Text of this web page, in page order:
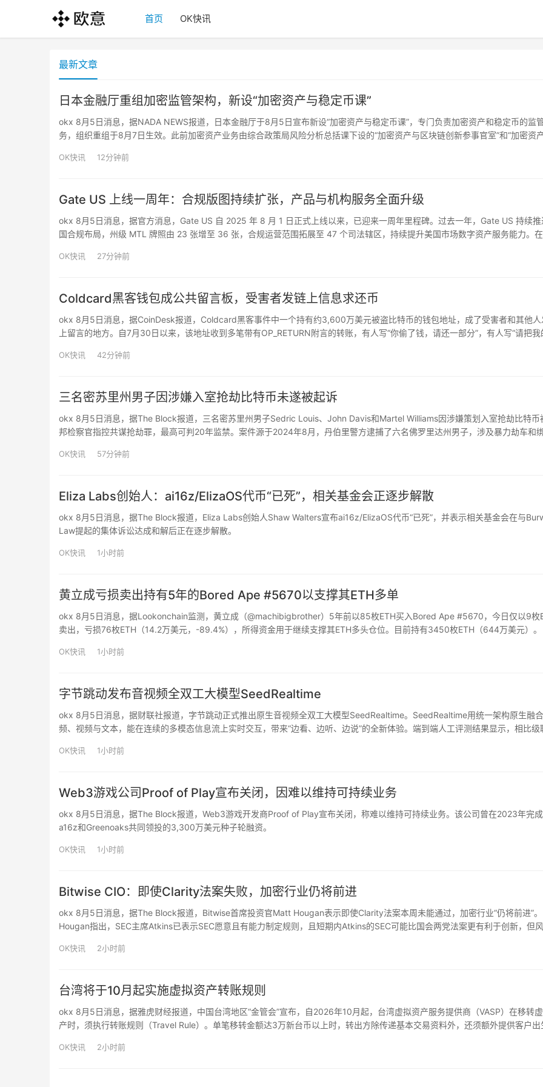
首页 OK快讯
最新文章
日本金融厅重组加密监管架构，新设“加密资产与稳定币课”
okx 8月5日消息，据NADA NEWS报道，日本金融厅于8月5日宣布新设“加密资产与稳定币课”，专门负责加密资产和稳定币的监
务，组织重组于8月7日生效。此前加密资产业务由综合政策局风险分析总括课下设的“加密资产与区块链创新参事官室”和“加密资
OK快讯 12分钟前
Gate US 上线一周年：合规版图持续扩张，产品与机构服务全面升级
okx 8月5日消息，据官方消息，Gate US 自 2025 年 8 月 1 日正式上线以来，已迎来一周年里程碑。过去一年，Gate US 持续推
国合规布局，州级 MTL 牌照由 23 张增至 36 张，合规运营范围拓展至 47 个司法辖区，持续提升美国市场数字资产服务能力。在
OK快讯 27分钟前
Coldcard黑客钱包成公共留言板，受害者发链上信息求还币
okx 8月5日消息，据CoinDesk报道，Coldcard黑客事件中一个持有约3,600万美元被盗比特币的钱包地址，成了受害者和其他人
上留言的地方。自7月30日以来，该地址收到多笔带有OP_RETURN附言的转账，有人写“你偷了钱，请还一部分”，有人写“请把我
OK快讯 42分钟前
三名密苏里州男子因涉嫌入室抢劫比特币未遂被起诉
okx 8月5日消息，据The Block报道，三名密苏里州男子Sedric Louis、John Davis和Martel Williams因涉嫌策划入室抢劫比特币
邦检察官指控共谋抢劫罪，最高可判20年监禁。案件源于2024年8月，丹伯里警方逮捕了六名佛罗里达州男子，涉及暴力劫车和
OK快讯 57分钟前
Eliza Labs创始人：ai16z/ElizaOS代币“已死”，相关基金会正逐步解散
okx 8月5日消息，据The Block报道，Eliza Labs创始人Shaw Walters宣布ai16z/ElizaOS代币“已死”，并表示相关基金会在与
Law提起的集体诉讼达成和解后正在逐步解散。
OK快讯 1小时前
黄立成亏损卖出持有5年的Bored Ape #5670以支撑其ETH多单
okx 8月5日消息，据Lookonchain监测，黄立成（@machibigbrother）5年前以85枚ETH买入Bored Ape #5670，今日仅以9枚
卖出，亏损76枚ETH（14.2万美元，-89.4%），所得资金用于继续支撑其ETH多头仓位。目前持有3450枚ETH（644万美元）。
OK快讯 1小时前
字节跳动发布音视频全双工大模型SeedRealtime
okx 8月5日消息，据财联社报道，字节跳动正式推出原生音视频全双工大模型SeedRealtime。SeedRealtime用统一架构原生融
频、视频与文本，能在连续的多模态信息流上实时交互，带来“边看、边听、边说”的全新体验。端到端人工评测结果显示，相比级
OK快讯 1小时前
Web3游戏公司Proof of Play宣布关闭，因难以维持可持续业务
okx 8月5日消息，据The Block报道，Web3游戏开发商Proof of Play宣布关闭，称难以维持可持续业务。该公司曾在2023年完
a16z和Greenoaks共同领投的3,300万美元种子轮融资。
OK快讯 1小时前
Bitwise CIO：即使Clarity法案失败，加密行业仍将前进
okx 8月5日消息，据The Block报道，Bitwise首席投资官Matt Hougan表示即使Clarity法案本周未能通过，加密行业“仍将前进”。
Hougan指出，SEC主席Atkins已表示SEC愿意且有能力制定规则，且短期内Atkins的SEC可能比国会两党法案更有利于创新，但
OK快讯 2小时前
台湾将于10月起实施虚拟资产转账规则
okx 8月5日消息，据雅虎财经报道，中国台湾地区“金管会”宣布，自2026年10月起，台湾虚拟资产服务提供商（VASP）在移转
产时，须执行转账规则（Travel Rule）。单笔移转金额达3万新台币以上时，转出方除传递基本交易资料外，还须额外提供客户出
OK快讯 2小时前